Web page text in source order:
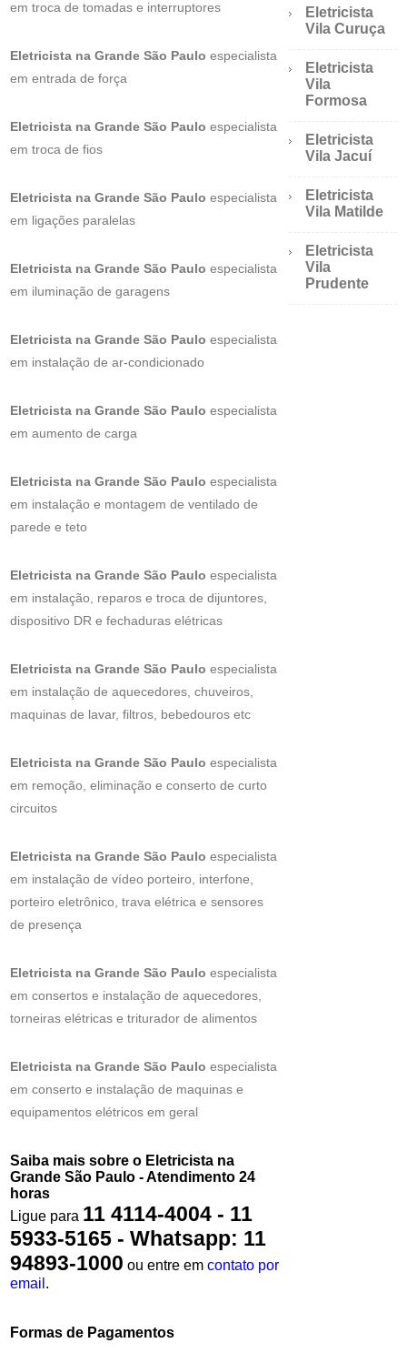
em troca de tomadas e interruptores
Eletricista na Grande São Pauloespecialista
em entrada de força
Eletricista na Grande São Paulo especialista
em troca de fios
Eletricista na Grande São Paulo especialista
em ligações paralelas
Eletricista na Grande São Paulo especialista
em iluminação de garagens
Eletricista na Grande São Pauloespecialista
em instalação de ar-condicionado
Eletricista na Grande São Paulo especialista
em aumento de carga
Eletricista na Grande São Paulo especialista
em instalação e montagem de ventilado de
parede e teto
Eletricista na Grande São Paulo especialista
em instalação, reparos e troca de dijuntores,
dispositivo DR e fechaduras elétricas
Eletricista na Grande São Paulo especialista
em instalação de aquecedores, chuveiros,
maquinas de lavar, filtros, bebedouros etc
Eletricista na Grande São Paulo especialista
em remoção, eliminação e conserto de curto
circuitos
Eletricista na Grande São Paulo especialista
em instalação de vídeo porteiro, interfone,
porteiro eletrônico, trava elétrica e sensores
de presença
Eletricista na Grande São Paulo especialista
em consertos e instalação de aquecedores,
torneiras elétricas e triturador de alimentos
Eletricista na Grande São Paulo especialista
em conserto e instalação de maquinas e
equipamentos elétricos em geral
Saiba mais sobre o Eletricista na
Grande São Paulo - Atendimento 24
horas
Ligue para 11 4114-4004 - 11
5933-5165 - Whatsapp: 11
94893-1000 ou entre emcontato por
email .
Formas de Pagamentos
Eletricista
Vila Curuça
Eletricista
Vila
Formosa
Eletricista
Vila Jacuí
Eletricista
Vila Matilde
Eletricista
Vila
Prudente